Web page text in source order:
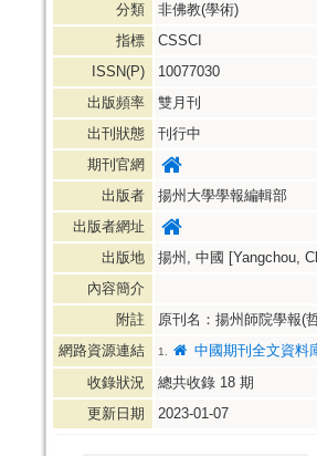
分類
非佛教(學術)
指標
CSSCI
ISSN(P)
10077030
出版頻率
雙月刊
出刊狀態
刊行中
期刊官網
出版者
揚州大學學報編輯部
出版者網址
出版地
揚州, 中國 [Yangchou,
內容簡介
附註
原刊名：揚州師院學報(
網路資源連結
1. 中國期刊全文資料
收錄狀況 總共收錄 18期
更新日期
2023-01-07